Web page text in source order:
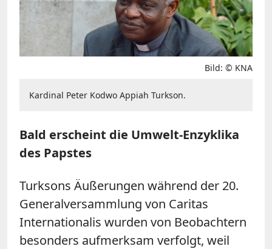
Bild: © KNA
Kardinal Peter Kodwo Appiah Turkson.
Bald erscheint die Umwelt-Enzyklika
des Papstes
Turksons Äußerungen während der 20.
Generalversammlung von Caritas
Internationalis wurden von Beobachtern
besonders aufmerksam verfolgt, weil